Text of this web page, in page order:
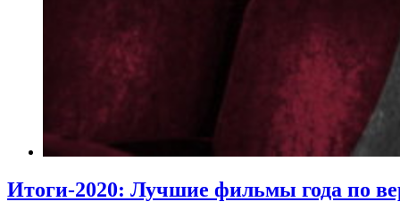
Итоги-2020: Лучшие фильмы года по